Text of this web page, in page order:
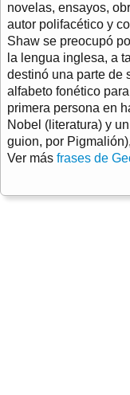
novelas, ensayos,
autor polifacético y
Shaw se preocupó
la lengua inglesa, a
destinó una parte de
alfabeto fonético
primera persona en
Nobel (literatura) y
guion, por
Ver más frases de